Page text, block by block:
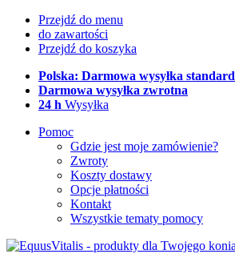
Przejdź do menu
do zawartości
Przejdź do koszyka
Polska: Darmowa wysyłka
Darmowa wysyłka zwrotna
24 h Wysyłka
Pomoc
Gdzie jest moje zamówienie?
Zwroty
Koszty dostawy
Opcje płatności
Kontakt
Wszystkie tematy pomocy